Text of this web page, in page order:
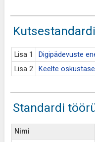
Lisa 1
Digipädevuste
Lisa 2
Keelte
Standardi
Nimi